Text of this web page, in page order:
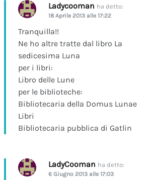
Ladycooman ha detto:
18 Aprile 2013 alle 17:22
Tranquilla!!
Ne ho altre tratte dal libro La
sedicesima Luna
per i libri:
Libro delle Lune
per le biblioteche:
Bibliotecaria della Domus Lunae
Libri
Bibliotecaria pubblica di Gatlin
LadyCooman ha detto:
6 Giugno 2013 alle 17:03